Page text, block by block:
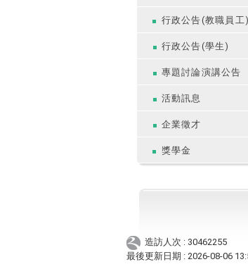
行政公告(教職員工)
行政公告(學生)
專題討論演講公告
活動訊息
企業徵才
獎學金
造訪人次 : 30462255
最後更新日期 : 2026-08-06